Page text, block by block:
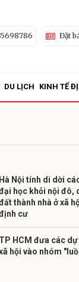
Đặt
DU LỊCH KINH TẾ
Hà Nội tính di dời
học khỏi nội đô,
thành nhà ở xã
cư
TP HCM đưa các dự
hội vào nhóm